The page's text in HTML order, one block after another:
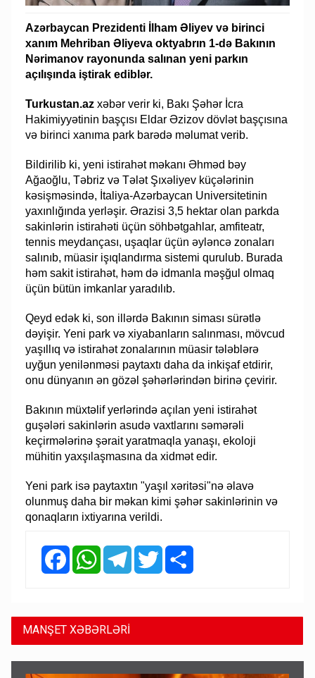
Azərbaycan Prezidenti İlham Əliyev və birinci
xanım Mehriban Əliyeva oktyabrın 1-də Bakının
Nərimanov rayonunda salınan yeni parkın
açılışında iştirak ediblər.
Turkustan.az xəbər verir ki, Bakı Şəhər İcra
Hakimiyyətinin başçısı Eldar Əzizov dövlət başçısına
və birinci xanıma park barədə məlumat verib.
Bildirilib ki, yeni istirahət məkanı Əhməd bəy
Ağaoğlu, Təbriz və Tələt Şıxəliyev küçələrinin
kəsişməsində, İtaliya-Azərbaycan Universitetinin
yaxınlığında yerləşir. Ərazisi 3,5 hektar olan parkda
sakinlərin istirahəti üçün söhbətgahlar, amfiteatr,
tennis meydançası, uşaqlar üçün əyləncə zonaları
salınıb, müasir işıqlandırma sistemi qurulub. Burada
həm sakit istirahət, həm də idmanla məşğul olmaq
üçün bütün imkanlar yaradılıb.
Qeyd edək ki, son illərdə Bakının siması sürətlə
dəyişir. Yeni park və xiyabanların salınması, mövcud
yaşıllıq və istirahət zonalarının müasir tələblərə
uyğun yenilənməsi paytaxtı daha da inkişaf etdirir,
onu dünyanın ən gözəl şəhərlərindən birinə çevirir.
Bakının müxtəlif yerlərində açılan yeni istirahət
guşələri sakinlərin asudə vaxtlarını səmərəli
keçirmələrinə şərait yaratmaqla yanaşı, ekoloji
mühitin yaxşılaşmasına da xidmət edir.
Yeni park isə paytaxtın "yaşıl xəritəsi"nə əlavə
olunmuş daha bir məkan kimi şəhər sakinlərinin və
qonaqların ixtiyarına verildi.
FacebookWhatsAppTelegramTwitter
MANŞET XƏBƏRLƏRİ